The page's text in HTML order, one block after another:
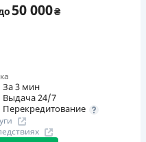
50 000₴
За 3 мин
Выдача 24/7
Перекредитование